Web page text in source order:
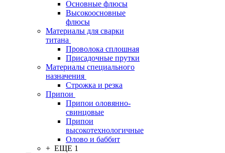
Основные флюсы
Высокоосновные
флюсы
Материалы для сварки
титана
Проволока сплошная
Присадочные прутки
Материалы специального
назначения
Строжка и резка
Припои
Припои оловянно-
свинцовые
Припои
высокотехнологичные
Олово и баббит
+ ЕЩЕ 1